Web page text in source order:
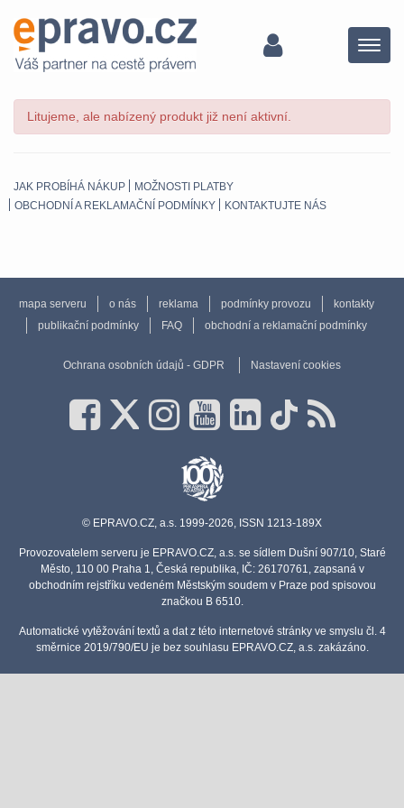
Menu
Litujeme, ale nabízený produkt již není aktivní.
JAK PROBÍHÁ NÁKUP
MOŽNOSTI PLATBY
OBCHODNÍ A REKLAMAČNÍ PODMÍNKY
KONTAKTUJTE NÁS
mapa serveru o nás reklama podmínky provozu
kontakty
publikační podmínky
FAQ obchodní a reklamační podmínky
Ochrana osobních údajů - GDPR Nastavení cookies
© EPRAVO.CZ, a.s. 1999-2026, ISSN 1213-189X
Provozovatelem serveru je EPRAVO.CZ, a.s. se sídlem Dušní 907/10, Staré
Město, 110 00 Praha 1, Česká republika, IČ: 26170761, zapsaná v
obchodním rejstříku vedeném Městským soudem v Praze pod spisovou
značkou B 6510.
Automatické vytěžování textů a dat z této internetové stránky ve smyslu čl. 4
směrnice 2019/790/EU je bez souhlasu EPRAVO.CZ, a.s. zakázáno.